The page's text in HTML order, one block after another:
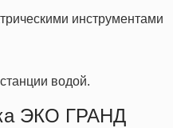
инструментами
водой.
ЭКО ГРАНД